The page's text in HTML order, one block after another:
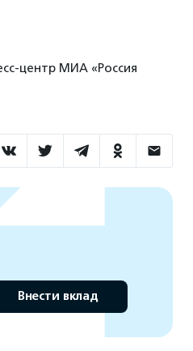
центр МИА «Россия
Внести вклад